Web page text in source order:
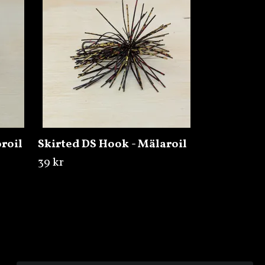
Skirted DS Hook - Mälaroil
39 kr